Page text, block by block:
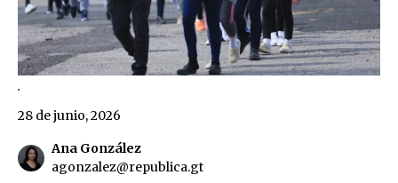
.
Ana González
agonzalez@republica.gt
28 de junio, 2026